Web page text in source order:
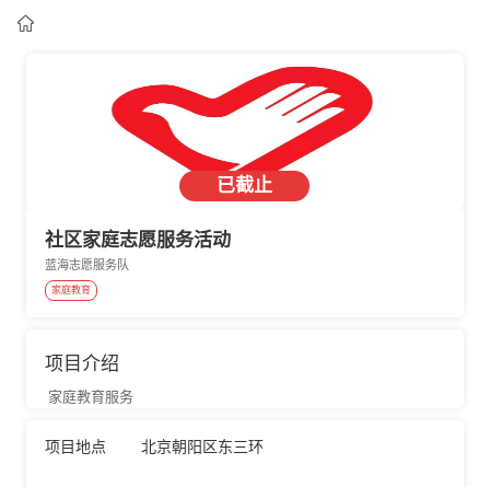

已截止
社区家庭志愿服务活动
蓝海志愿服务队
家庭教育
项目介绍
家庭教育服务
项目地点 北京朝阳区东三环